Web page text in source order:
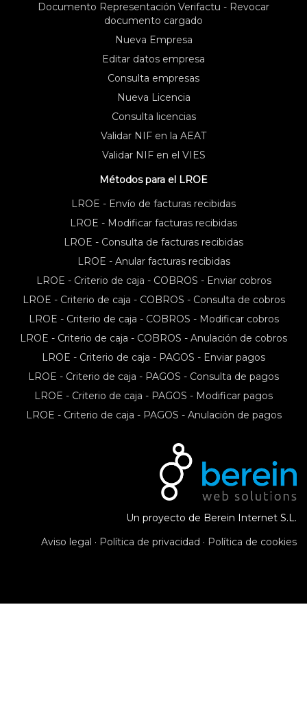
Documento Representación Verifactu - Revocar
documento cargado
Nueva Empresa
Editar datos empresa
Consulta empresas
Nueva Licencia
Consulta licencias
Validar NIF en la AEAT
Validar NIF en el VIES
Métodos para el LROE
LROE - Envío de facturas recibidas
LROE - Modificar facturas recibidas
LROE - Consulta de facturas recibidas
LROE - Anular facturas recibidas
LROE - Criterio de caja - COBROS - Enviar cobros
LROE - Criterio de caja - COBROS - Consulta de cobros
LROE - Criterio de caja - COBROS - Modificar cobros
LROE - Criterio de caja - COBROS - Anulación de cobros
LROE - Criterio de caja - PAGOS - Enviar pagos
LROE - Criterio de caja - PAGOS - Consulta de pagos
LROE - Criterio de caja - PAGOS - Modificar pagos
LROE - Criterio de caja - PAGOS - Anulación de pagos
Un proyecto de Berein Internet S.L.
Aviso legal · Política de privacidad · Política de cookies